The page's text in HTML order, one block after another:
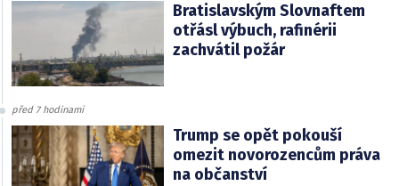
Bratislavským Slovnaftem
otřásl výbuch, rafinérii
zachvátil požár
před 7 hodinami
Trump se opět pokouší
omezit novorozencům práva
na občanství